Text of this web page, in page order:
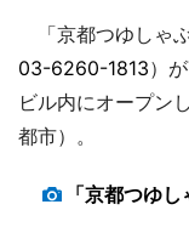
「京都つゆしゃ
03-6260-1813）
ビル内にオープン
都市）。
「京都つゆ